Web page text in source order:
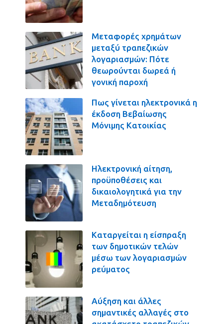
Μεταφορές χρημάτων
μεταξύ τραπεζικών
λογαριασμών: Πότε
θεωρούνται δωρεά ή
γονική παροχή
Πως γίνεται ηλεκτρονικά η
έκδοση Βεβαίωσης
Μόνιμης Κατοικίας
Ηλεκτρονική αίτηση,
προϋποθέσεις και
δικαιολογητικά για την
Μεταδημότευση
Καταργείται η είσπραξη
των δημοτικών τελών
μέσω των λογαριασμών
ρεύματος
Αύξηση και άλλες
σημαντικές αλλαγές στο